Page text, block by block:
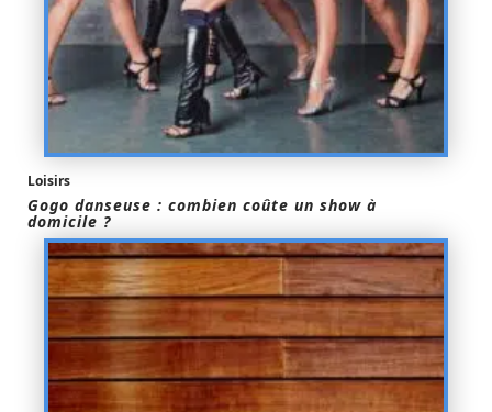
Loisirs
Gogo danseuse : combien coûte un show à
domicile ?